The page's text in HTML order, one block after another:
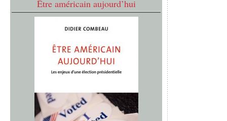
Être américain aujourd’hui